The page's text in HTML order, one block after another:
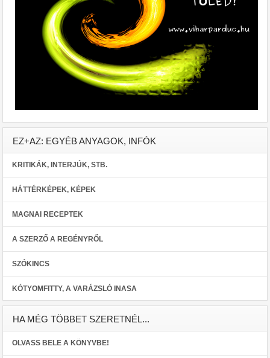
EZ+AZ: EGYÉB ANYAGOK, INFÓK
KRITIKÁK, INTERJÚK, STB.
HÁTTÉRKÉPEK, KÉPEK
MAGNAI RECEPTEK
A SZERZŐ A REGÉNYRŐL
SZÓKINCS
KÓTYOMFITTY, A VARÁZSLÓ INASA
HA MÉG TÖBBET SZERETNÉL...
OLVASS BELE A KÖNYVBE!